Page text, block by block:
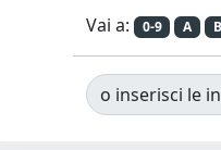
Vai a: 0-9 A B
o inserisci le